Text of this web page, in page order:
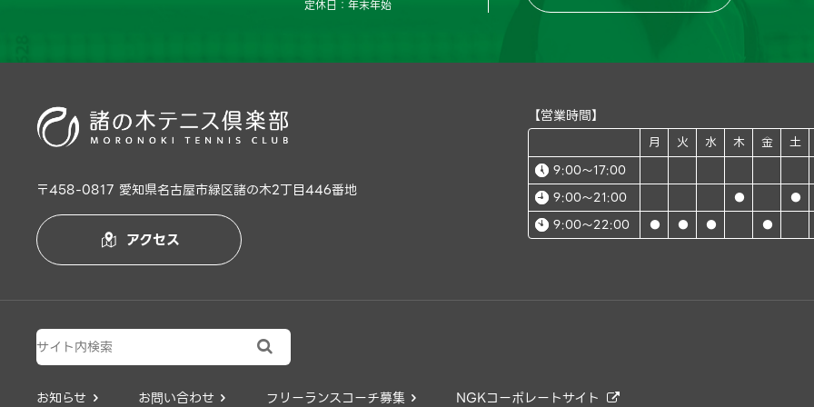
定休日：年末年始
〒458-0817 愛知県名古屋市緑区諸の木2丁目446番地
 アクセス
【営業時間】
月 火 水 木 金
土
9:00～17:00
9:00～21:00
● ●
9:00～22:00 ● ● ● ●

お知らせ  お問い合わせ  フリーランスコーチ募集  NGKコーポレートサイト 